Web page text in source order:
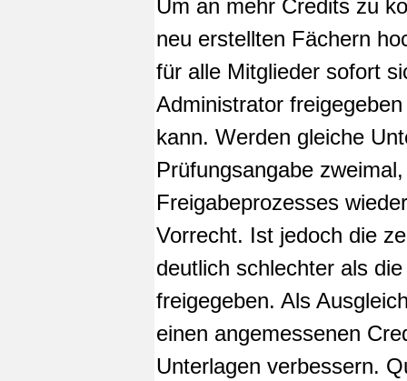
Um an mehr Credits zu
neu erstellten Fächern
für alle Mitglieder sofort
Administrator
kann. Werden gleiche
Prüfungsangabe
Freigabeprozesses
Vorrecht. Ist jedoch die
deutlich schlechter als
freigegeben. Als
einen angemessenen
Unterlagen verbessern.